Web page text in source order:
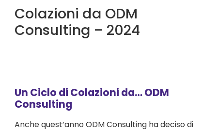
Colazioni da ODM
Consulting – 2024
Un Ciclo di Colazioni da… ODM
Consulting
Anche quest’anno ODM Consulting ha deciso di